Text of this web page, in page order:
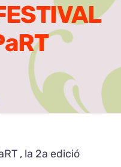
tots
, la 2a edició